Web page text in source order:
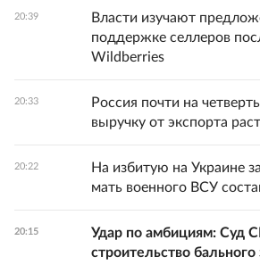
20:39
Власти изучают
поддержке селлеров
Wildberries
20:33
Россия почти на
выручку от экспорта
20:22
На избитую на Украине
мать военного ВСУ
20:15
Удар по амбициям: Суд
строительство бального